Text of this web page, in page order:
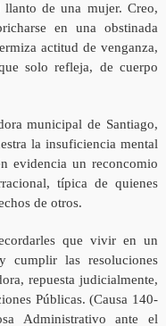
de una mujer. Creo,
en una obstinada
actitud de venganza,
solo refleja, de cuerpo
municipal de Santiago,
la insuficiencia mental
evidencia un reconcomio
típica de quienes
de otros.
que vivir en un
cumplir las resoluciones
repuesta judicialmente,
Públicas. (Causa 140-
Administrativo ante el